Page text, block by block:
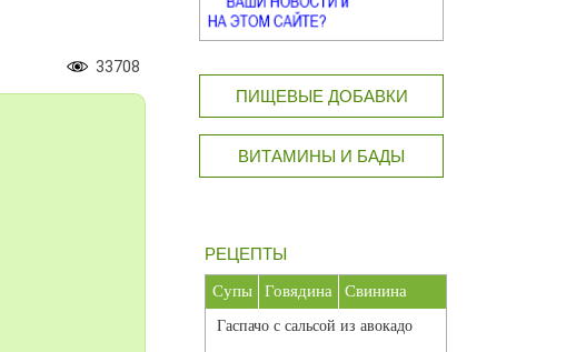
33708
ПИЩЕВЫЕ ДОБАВКИ
ВИТАМИНЫ И БАДЫ
РЕЦЕПТЫ
Супы Говядина Свинина
Гаспачо с сальсой из авокадо